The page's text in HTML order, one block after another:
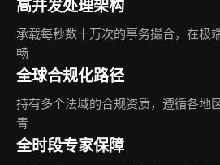
高并发处理架构
承载每秒数十万次的事务撮合，在极
畅
全球合规化路径
持有多个法域的合规资质，遵循各地
青
全时段专家保障